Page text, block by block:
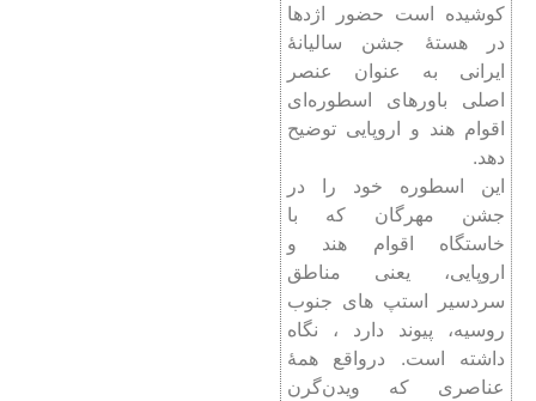
کوشیده است حضور اژدها
در هستۀ جشن سالیانۀ
ایرانی به عنوان عنصر
اصلی باورهای اسطوره‌ای
اقوام هند و اروپایی توضیح
دهد.
این اسطوره خود را در
جشن مهرگان که با
خاستگاه اقوام هند و
اروپایی، یعنی مناطق
سردسیر استپ های جنوب
روسیه، پیوند دارد ، نگاه
داشته است. درواقع همۀ
عناصری که ویدن‌گرن